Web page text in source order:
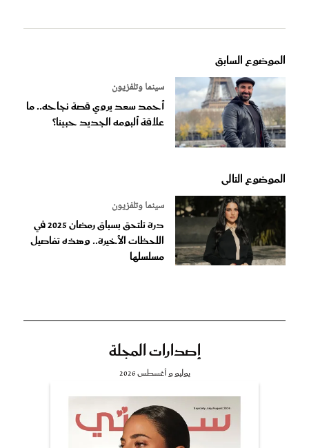
الموضوع السابق
سينما وتلفزيون
أحمد سعد يروي قصة نجاحه.. ما
علاقة ألبومه الجديد حبينا؟
الموضوع التالى
سينما وتلفزيون
درة تلتحق بسباق رمضان 2025 في
اللحظات الأخيرة.. وهذه تفاصيل
مسلسلها
إصدارات المجلة
يوليو و أغسطس 2026